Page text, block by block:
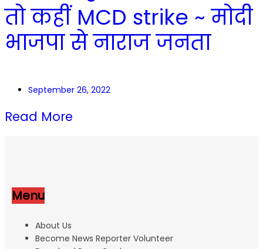
तो कहीं MCD strike ~ मोदी
भाजपा से नाराज जनता
September 26, 2022
Read More
Menu
About Us
Become News Reporter Volunteer